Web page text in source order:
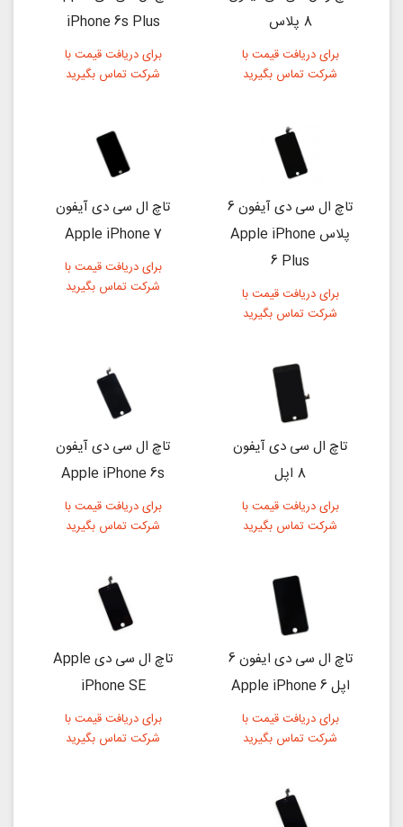
8 پلاس
برای دریافت قیمت با
شرکت تماس بگیرید
iPhone 6s Plus
برای دریافت قیمت با
شرکت تماس بگیرید
تاچ ال سی دی آیفون 6
پلاس Apple iPhone
6 Plus
برای دریافت قیمت با
شرکت تماس بگیرید
تاچ ال سی دی آیفون
Apple iPhone 7
برای دریافت قیمت با
شرکت تماس بگیرید
تاچ ال سی دی آیفون
8 اپل
برای دریافت قیمت با
شرکت تماس بگیرید
تاچ ال سی دی آیفون
Apple iPhone 6s
برای دریافت قیمت با
شرکت تماس بگیرید
تاچ ال سی دی ایفون 6
اپل Apple iPhone 6
برای دریافت قیمت با
شرکت تماس بگیرید
تاچ ال سی دی Apple
iPhone SE
برای دریافت قیمت با
شرکت تماس بگیرید